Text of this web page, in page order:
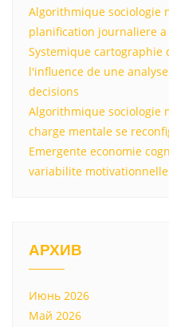
Algorithmique sociologie
planification journaliere
Systemique cartographie
l'influence de une
decisions
Algorithmique sociologie
charge mentale se
Emergente economie
variabilite
АРХИВ
Июнь 2026
Май 2026